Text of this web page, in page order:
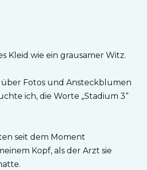
Kleid wie ein grausamer Witz.
Fotos und Ansteckblumen
ich, die Worte „Stadium 3“
seit dem Moment
Kopf, als der Arzt sie